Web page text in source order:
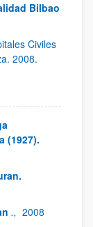
Bilbao
Civiles
2008.
(1927).
., 2008